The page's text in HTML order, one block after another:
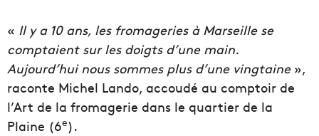
« Il y a 10 ans, les fromageries à Marseille se
comptaient sur les doigts d’une main.
Aujourd’hui nous sommes plus d’une vingtaine»,
raconte Michel Lando, accoudé au comptoir de
l’Art de la fromagerie dans le quartier de la
Plaine (6e).